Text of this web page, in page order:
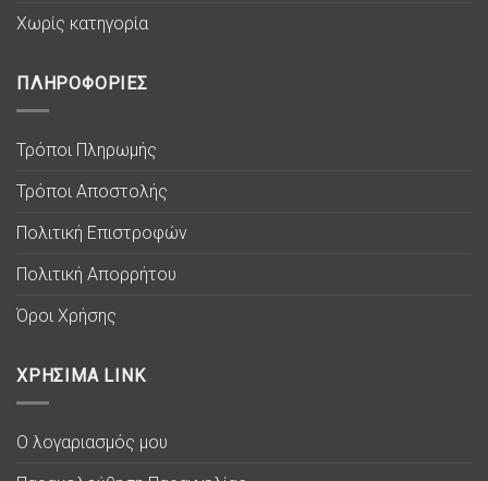
Χωρίς κατηγορία
ΠΛΗΡΟΦΟΡΙΕΣ
Τρόποι Πληρωμής
Τρόποι Αποστολής
Πολιτική Επιστροφών
Πολιτική Απορρήτου
Όροι Χρήσης
ΧΡΗΣΙΜΑ LINK
Ο λογαριασμός μου